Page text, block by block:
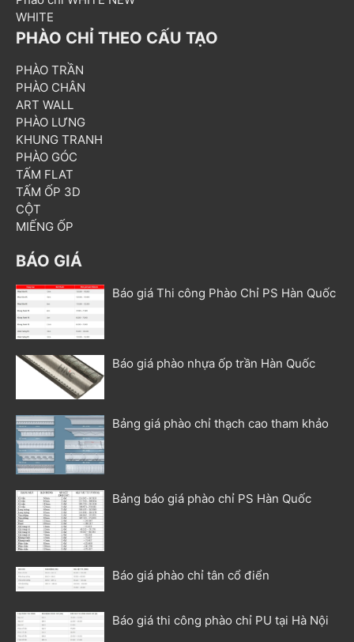
WHITE
PHÀO CHỈ THEO CẤU TẠO
PHÀO TRẦN
PHÀO CHÂN
ART WALL
PHÀO LƯNG
KHUNG TRANH
PHÀO GÓC
TẤM FLAT
TẤM ỐP 3D
CỘT
MIẾNG ỐP
BÁO GIÁ
Báo giá Thi công Phào Chỉ PS Hàn Quốc
Báo giá phào nhựa ốp trần Hàn Quốc
Bảng giá phào chỉ thạch cao tham khảo
Bảng báo giá phào chỉ PS Hàn Quốc
Báo giá phào chỉ tân cổ điển
Báo giá thi công phào chỉ PU tại Hà Nội